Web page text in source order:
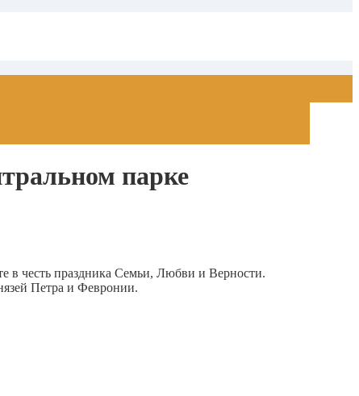
парке
в честь праздника Семьи, Любви и Верности.
Петра и Февронии.